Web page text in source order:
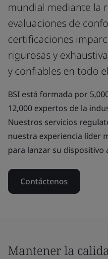
mundial mediante la
evaluaciones de
certificaciones
rigurosas y
y confiables en todo
BSI está formada por
12,000 expertos de la
Nuestros servicios
nuestra experiencia líder
para lanzar su dispositivo
Contáctenos
Mantener la